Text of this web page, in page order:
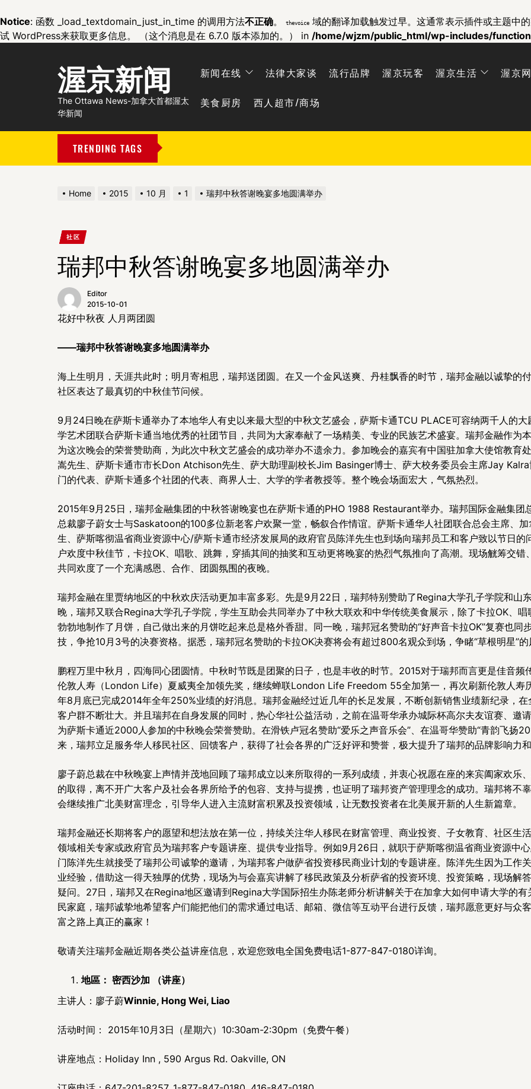
Notice: 函数 _load_textdomain_just_in_time 的调用方法不正确。 thevoice 域的翻译加载触发过早。这通常表示插件或主题中
试 WordPress来获取更多信息。 （这个消息是在 6.7.0 版本添加的。） in /home/wjzm/public_html/wp-includes/
渥京新闻
The Ottawa News-加拿大首都渥太
华新闻
新闻在线 法律大家谈 流行品牌 渥京玩客 渥京生活 渥京
美食厨房 西人超市/商场
TRENDING TAGS
Home 2015 10 月 1 瑞邦中秋答谢晚宴多地圆满举办
社区
瑞邦中秋答谢晚宴多地圆满举办
Editor
2015-10-01
花好中秋夜 人月两团圆
——瑞邦中秋答谢晚宴多地圆满举办
海上生明月，天涯共此时；明月寄相思，瑞邦送团圆。在又一个金风送爽、丹桂飘香的时节，瑞邦金融以诚挚的
社区表达了最真切的中秋佳节问候。
9月24日晚在萨斯卡通举办了本地华人有史以来最大型的中秋文艺盛会，萨斯卡通TCU PLACE可容纳两千人的
学艺术团联合萨斯卡通当地优秀的社团节目，共同为大家奉献了一场精美、专业的民族艺术盛宴。瑞邦金融作为
为这次晚会的荣誉赞助商，为此次中秋文艺盛会的成功举办不遗余力。参加晚会的嘉宾有中国驻加拿大使馆教育
嵩先生、萨斯卡通市市长Don Atchison先生、萨大助理副校长Jim Basinger博士、萨大校务委员会主席Jay
门的代表、萨斯卡通多个社团的代表、商界人士、大学的学者教授等。整个晚会场面宏大，气氛热烈。
2015年9月25日，瑞邦金融集团的中秋答谢晚宴也在萨斯卡通的PHO 1988 Restaurant举办。瑞邦国际金融集团
总裁廖子蔚女士与Saskatoon的100多位新老客户欢聚一堂，畅叙合作情谊。萨斯卡通华人社团联合总会主席、
生、萨斯喀彻温省商业资源中心/萨斯卡通市经济发展局的政府官员陈洋先生也到场向瑞邦员工和客户致以节日的
户欢度中秋佳节，卡拉OK、唱歌、跳舞，穿插其间的抽奖和互动更将晚宴的热烈气氛推向了高潮。现场觥筹交
共同欢度了一个充满感恩、合作、团圆氛围的夜晚。
瑞邦金融在里贾纳地区的中秋欢庆活动更加丰富多彩。先是9月22日，瑞邦特别赞助了Regina大学孔子学院和山
晚，瑞邦又联合Regina大学孔子学院，学生互助会共同举办了中秋大联欢和中华传统美食展示，除了卡拉OK、
勃勃地制作了月饼，自己做出来的月饼吃起来总是格外香甜。同一晚，瑞邦冠名赞助的“好声音卡拉OK”复赛也同
技，争抢10月3号的决赛资格。据悉，瑞邦冠名赞助的卡拉OK决赛将会有超过800名观众到场，争睹“草根明星”的
鹏程万里中秋月，四海同心团圆情。中秋时节既是团聚的日子，也是丰收的时节。2015对于瑞邦而言更是佳音频
伦敦人寿（London Life）夏威夷全加领先奖，继续蝉联London Life Freedom 55全加第一，再次刷新伦敦人寿
年8月底已完成2014年全年250%业绩的好消息。瑞邦金融经过近几年的长足发展，不断创新销售业绩新纪录，
客户群不断壮大。并且瑞邦在自身发展的同时，热心华社公益活动，之前在温哥华承办城际杯高尔夫友谊赛、邀
为萨斯卡通近2000人参加的中秋晚会荣誉赞助。在滑铁卢冠名赞助“爱乐之声音乐会”、在温哥华赞助“青韵飞扬
来，瑞邦立足服务华人移民社区、回馈客户，获得了社会各界的广泛好评和赞誉，极大提升了瑞邦的品牌影响力和
廖子蔚总裁在中秋晚宴上声情并茂地回顾了瑞邦成立以来所取得的一系列成绩，并衷心祝愿在座的来宾阖家欢乐
的取得，离不开广大客户及社会各界所给予的包容、支持与提携，也证明了瑞邦资产管理理念的成功。瑞邦将不
会继续推广北美财富理念，引导华人进入主流财富积累及投资领域，让无数投资者在北美展开新的人生新篇章。
瑞邦金融还长期将客户的愿望和想法放在第一位，持续关注华人移民在财富管理、商业投资、子女教育、社区生
领域相关专家或政府官员为瑞邦客户专题讲座、提供专业指导。例如9月26日，就职于萨斯喀彻温省商业资源中
门陈洋先生就接受了瑞邦公司诚挚的邀请，为瑞邦客户做萨省投资移民商业计划的专题讲座。陈洋先生因为工作
业经验，借助这一得天独厚的优势，现场为与会嘉宾讲解了移民政策及分析萨省的投资环境、投资策略，现场解
疑问。27日，瑞邦又在Regina地区邀请到Regina大学国际招生办陈老师分析讲解关于在加拿大如何申请大学的
民家庭，瑞邦诚挚地希望客户们能把他们的需求通过电话、邮箱、微信等互动平台进行反馈，瑞邦愿意更好与众
富之路上真正的赢家！
敬请关注瑞邦金融近期各类公益讲座信息，欢迎您致电全国免费电话1-877-847-0180详询。
地區： 密西沙加 （讲座）
主讲人：廖子蔚Winnie, Hong Wei, Liao
活动时间： 2015年10月3日（星期六）10:30am-2:30pm（免费午餐）
讲座地点：Holiday Inn , 590 Argus Rd. Oakville, ON